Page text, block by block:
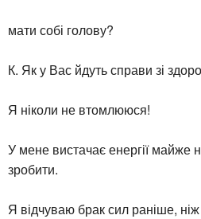
мати собі голову?
К. Як у Вас йдуть справи зі
Я ніколи не втомлююся!
У мене вистачає енергії майже
зробити.
Я відчуваю брак сил раніше, ніж